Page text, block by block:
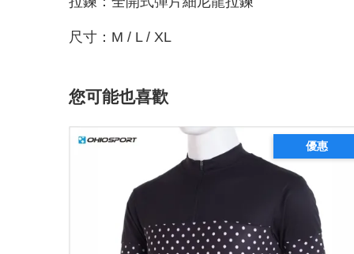
尺寸：M / L / XL
您可能也喜歡
優惠